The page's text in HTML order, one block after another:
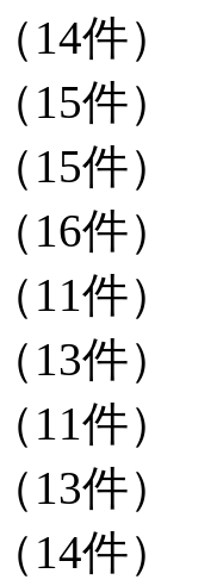
（14件）
（15件）
（15件）
（16件）
（11件）
（13件）
（11件）
（13件）
（14件）